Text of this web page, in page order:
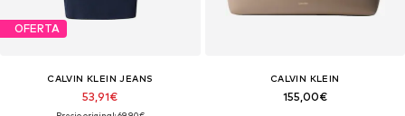
OFERTA
CALVIN KLEIN JEANS
53,91€
CALVIN KLEIN
155,00€